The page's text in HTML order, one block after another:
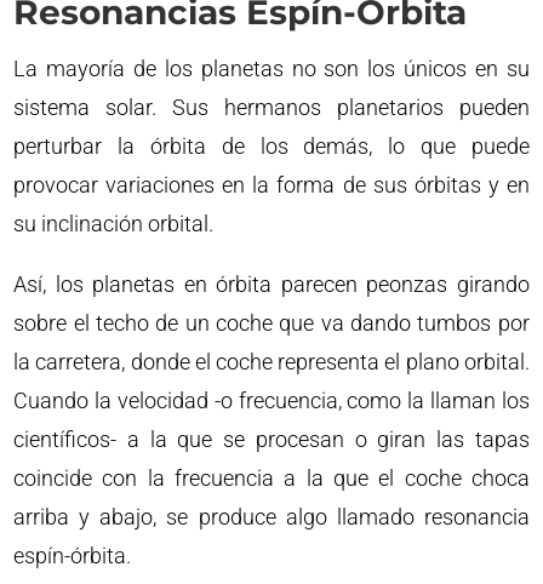
Resonancias Espín-Órbita
La mayoría de los planetas no son los únicos en su
sistema solar. Sus hermanos planetarios pueden
perturbar la órbita de los demás, lo que puede
provocar variaciones en la forma de sus órbitas y en
su inclinación orbital.
Así, los planetas en órbita parecen peonzas girando
sobre el techo de un coche que va dando tumbos por
la carretera, donde el coche representa el plano orbital.
Cuando la velocidad -o frecuencia, como la llaman los
científicos- a la que se procesan o giran las tapas
coincide con la frecuencia a la que el coche choca
arriba y abajo, se produce algo llamado resonancia
espín-órbita.